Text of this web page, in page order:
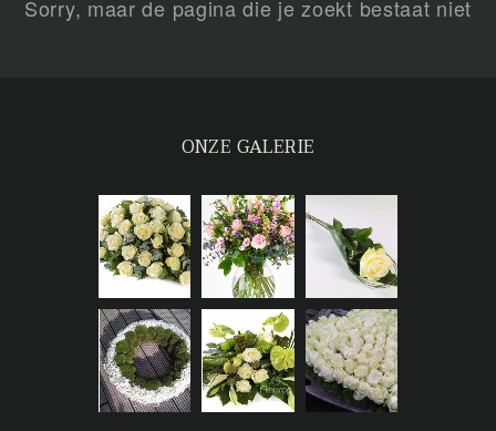
Sorry, maar de pagina die je zoekt bestaat niet
ONZE GALERIE